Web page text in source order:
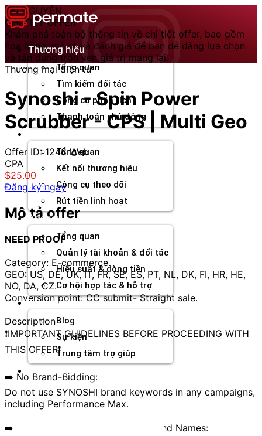
Chuyển
đến
nội
dungThương hiệu
Tổng quan
Tìm kiếm đối tác
Công cụ phân tích
Thanh toán chủ động
Tổng quan
Kết nối thương hiệu
Công cụ theo dõi
Rút tiền linh hoạt
Agency
Tổng quan
Quản lý tài khoản & đối tác
Hiệu suất & dòng tiền
Cơ hội hợp tác & hỗ trợ
Tài nguyên
Blog
Sự kiện
Trung tâm trợ giúp
Chương Trình Creator
TÀI NGUYÊN
CHI TIẾT OFFER
Khám phá toàn bộ thông tin về chi tiết offer, bao gồm
hoa hồng, mô tả và đánh giá để bạn dễ dàng lựa chọn
và tận dụng trọn vẹn giá trị mang lại.
Thương mại điện tử
Synoshi - Spin Power
Scrubber - CPS | Multi Geo
Offer ID: 1248 Web
CPA
$25.00
Đăng ký ngay
Mô tả offer
NEED PROOF
Category: E-commerce.
GEO: US, DE, UK, IT, FR, SE, ES, PT, NL, DK, FI, HR, HE,
NO, DA, CZ.
Conversion point: CC submit- Straight sale.
Description
❗️IMPORTANT GUIDELINES BEFORE PROCEEDING WITH
THIS OFFER❗️
➡️ No Brand-Bidding:
Do not use SYNOSHI brand keywords in any campaigns,
including Performance Max.
➡️ No Purchasing Domains with Brand Names: